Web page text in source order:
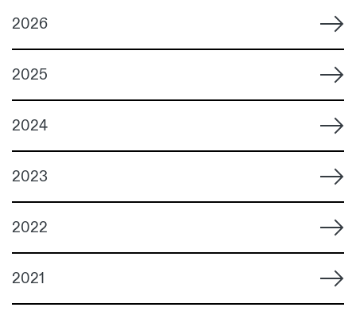
2026
2025
2024
2023
2022
2021